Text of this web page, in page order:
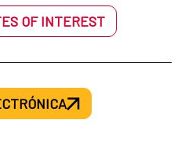
OF INTEREST